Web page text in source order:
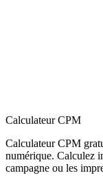
Calculateur CPM
Calculateur CPM
numérique. Calculez
campagne ou les